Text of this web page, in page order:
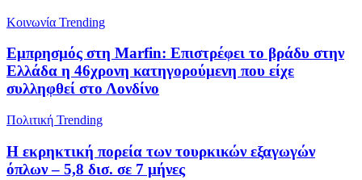
Κοινωνία Trending
Εμπρησμός στη Marfin: Επιστρέφει το βράδυ στην
Ελλάδα η 46χρονη κατηγορούμενη που είχε
συλληφθεί στο Λονδίνο
Πολιτική Trending
Η εκρηκτική πορεία των τουρκικών εξαγωγών
όπλων – 5,8 δισ. σε 7 μήνες